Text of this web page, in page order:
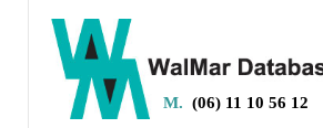
M. (06) 11 10 56 12